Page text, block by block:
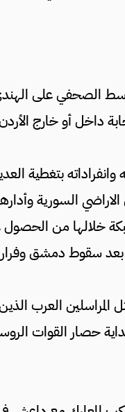
الصحفي على
داخل أو خارج
وانفراداته بتغطية
الاراضي السورية
خلالها من
بعد سقوط دمشق
المراسلين العرب
حصار القوات